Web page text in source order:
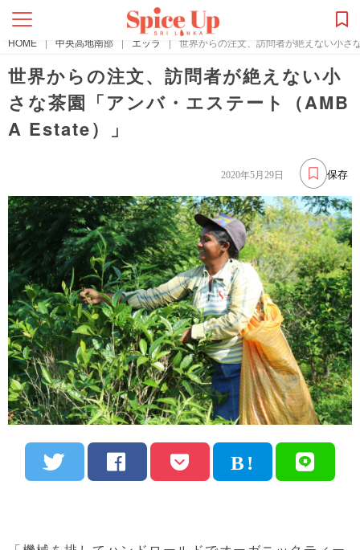
HOME | 中央高地南部 | エッラ | 世界からの注文、訪問者が絶えない小さ
世界からの注文、訪問者が絶えない小
さな茶園「アンバ・エステート（AMB
A Estate）」
保存
2020年5月29日